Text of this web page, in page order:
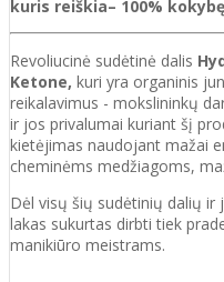
kuris reiškia– 100% kokybę
Revoliucinė sudėtinė dalis
Ketone, kuri yra organinis
reikalavimus - mokslininkų
ir jos privalumai kuriant šį
kietėjimas naudojant mažai
cheminėms medžiagoms,
Dėl visų šių sudėtinių dalių
lakas sukurtas dirbti tiek
manikiūro meistrams.